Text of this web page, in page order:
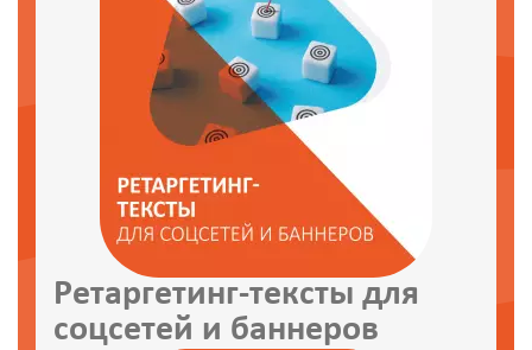
Ретаргетинг-тексты для
соцсетей и баннеров